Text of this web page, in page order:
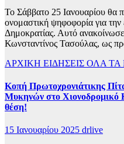
Το Σάββατο 25 Ιανουαρίου θα
ονομαστική ψηφοφορία για
Δημοκρατίας. Αυτό
Κωνσταντίνος Τασούλας, ως
ΑΡΧΙΚΗ ΕΙΔΗΣΕΙΣ ΟΛΑ ΤΑ
Κοπή Πρωτοχρονιάτικης
Μυκηνών στο Χιονοδρομικό
θέση!
15 Ιανουαρίου 2025 drlive